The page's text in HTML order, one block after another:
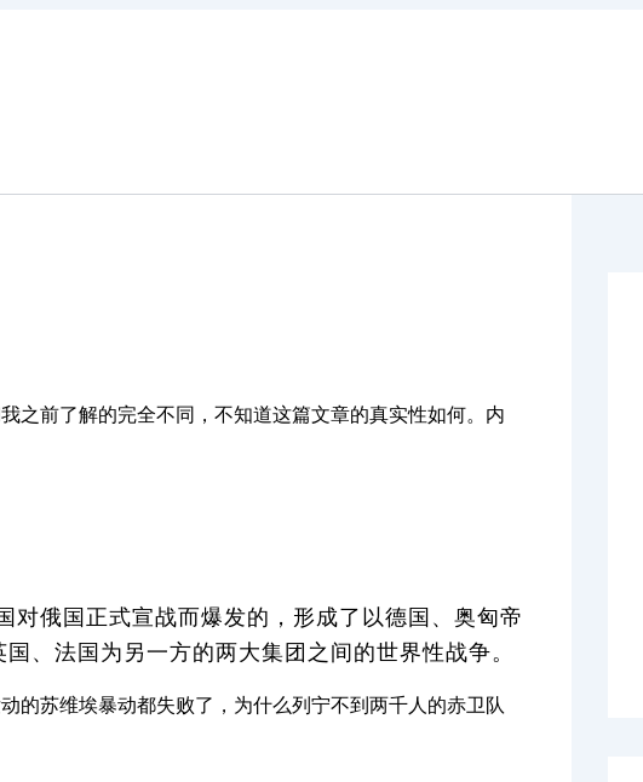
之前了解的完全不同，不知道这篇文章的真实性如何。内
对俄国正式宣战而爆发的，形成了以德国、奥匈帝
、法国为另一方的两大集团之间的世界性战争。
的苏维埃暴动都失败了，为什么列宁不到两千人的赤卫队